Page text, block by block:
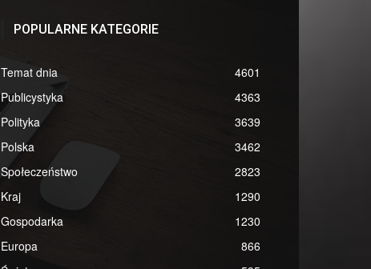
POPULARNE KATEGORIE
Temat dnia
4601
Publicystyka
4363
Polityka
3639
Polska
3462
Społeczeństwo
2823
Kraj
1290
Gospodarka
1230
Europa
866